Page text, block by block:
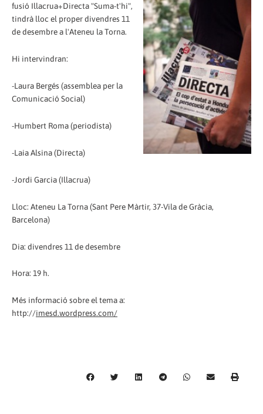
fusió Illacrua+Directa "Suma-t'hi",
tindrà lloc el proper divendres 11
de desembre a l'Ateneu la Torna.
Hi intervindran:
-Laura Bergés (assemblea per la
Comunicació Social)
-Humbert Roma (periodista)
-Laia Alsina (Directa)
-Jordi Garcia (Illacrua)
Lloc: Ateneu La Torna (Sant Pere Màrtir, 37-Vila de Gràcia,
Barcelona)
Dia: divendres 11 de desembre
Hora: 19 h.
Més informació sobre el tema a:
http://imesd.wordpress.com/